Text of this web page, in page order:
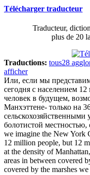
Télécharger traducteur
Traducteur,
plus de 20
Traductions: tous28
afficher
Или, если мы
сегодня с населением
человек в будущем,
Манхэттене- только на
болотистой
we imagine the New York
12 million people, but 12
at the density of
areas in between covered
covered by the marshes we